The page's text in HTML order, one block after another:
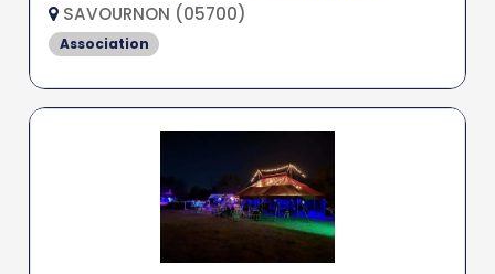
SAVOURNON (05700)
Association